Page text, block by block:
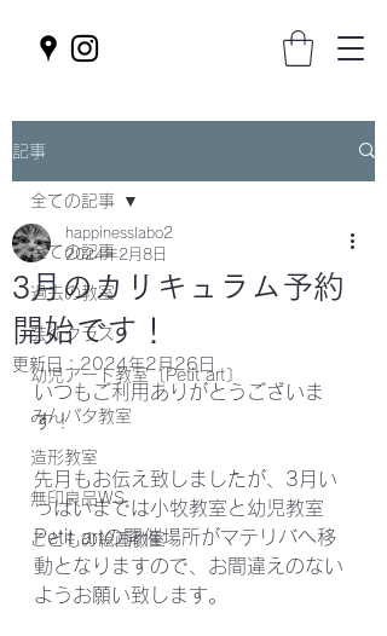
記事
全ての記事
過去の教室
芸術クラス
幼児アート教室〔Petit art〕
みんパタ教室
造形教室
無印良品WS
こどもの絵画教室
全ての記事
3月のカリキュラム予約
開始です！
happinesslabo2
2024年2月8日
更新日： 2024年2月26日
いつもご利用ありがとうございま
す！
先月もお伝え致しましたが、3月い
っぱいまでは小牧教室と幼児教室
Petit artの開催場所がマテリバへ移
動となりますので、お間違えのない
ようお願い致します。